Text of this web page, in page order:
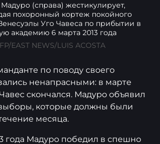
(справа) жестикулирует,
похоронный кортеж покойного
Уго Чавеса по прибытии в
академию 6 марта 2013 года
EAST NEWS/LUIS ACOSTA
по поводу своего
ненапрасными: в марте
Чавес скончался. Мадуро объявил
которые должны были
месяца.
года Мадуро победил в спешно